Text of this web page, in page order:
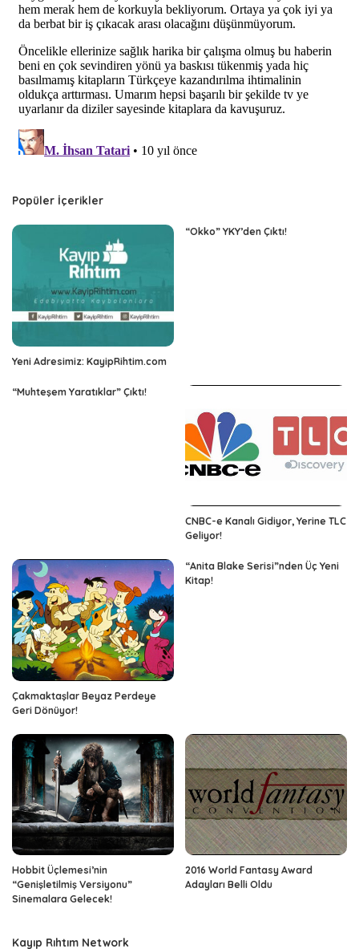
Popüler İçerikler
Yeni Adresimiz: KayipRihtim.com
“Okko” YKY’den Çıktı!
“Muhteşem Yaratıklar” Çıktı!
CNBC-e Kanalı Gidiyor, Yerine TLC
Geliyor!
Çakmaktaşlar Beyaz Perdeye
Geri Dönüyor!
“Anita Blake Serisi”nden Üç Yeni
Kitap!
Hobbit Üçlemesi’nin
“Genişletilmiş Versiyonu”
Sinemalara Gelecek!
2016 World Fantasy Award
Adayları Belli Oldu
Kayıp Rıhtım Network